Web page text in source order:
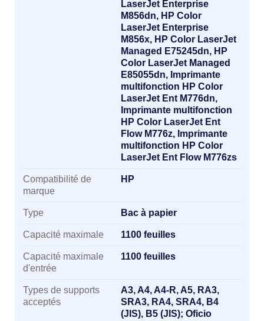
LaserJet Enterprise
M856dn, HP Color
LaserJet Enterprise
M856x, HP Color LaserJet
Managed E75245dn, HP
Color LaserJet Managed
E85055dn, Imprimante
multifonction HP Color
LaserJet Ent M776dn,
Imprimante multifonction
HP Color LaserJet Ent
Flow M776z, Imprimante
multifonction HP Color
LaserJet Ent Flow M776zs
Compatibilité de
marque
HP
Type Bac à papier
Capacité maximale 1100 feuilles
Capacité maximale
d'entrée
1100 feuilles
Types de supports
acceptés
A3, A4, A4-R, A5, RA3,
SRA3, RA4, SRA4, B4
(JIS), B5 (JIS); Oficio